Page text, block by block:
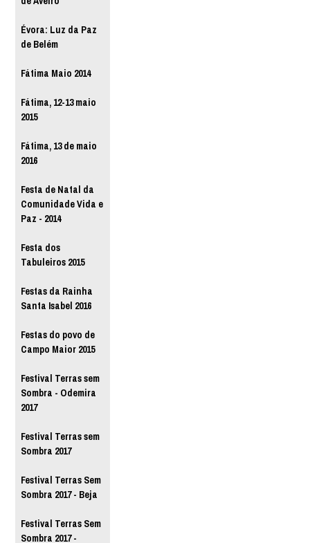
Évora: Luz da Paz
de Belém
Fátima Maio 2014
Fátima, 12-13 maio
2015
Fátima, 13 de maio
2016
Festa de Natal da
Comunidade Vida e
Paz - 2014
Festa dos
Tabuleiros 2015
Festas da Rainha
Santa Isabel 2016
Festas do povo de
Campo Maior 2015
Festival Terras sem
Sombra - Odemira
2017
Festival Terras sem
Sombra 2017
Festival Terras Sem
Sombra 2017 - Beja
Festival Terras Sem
Sombra 2017 -